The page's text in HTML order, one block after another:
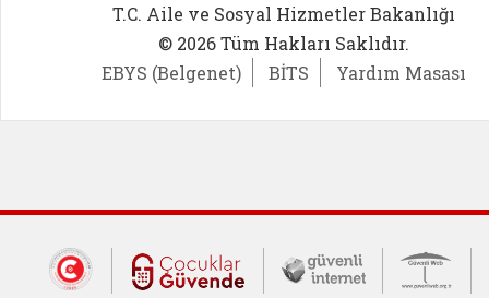
T.C. Aile ve Sosyal Hizmetler Bakanlığı
© 2026 Tüm Hakları Saklıdır.
EBYS (Belgenet)
BİTS Yardım Masası
Dış Bağlantılar
Cumhurbaşkanlığı İletişim Merkezi
Çocuklar Güvende (yeni
Güvenli